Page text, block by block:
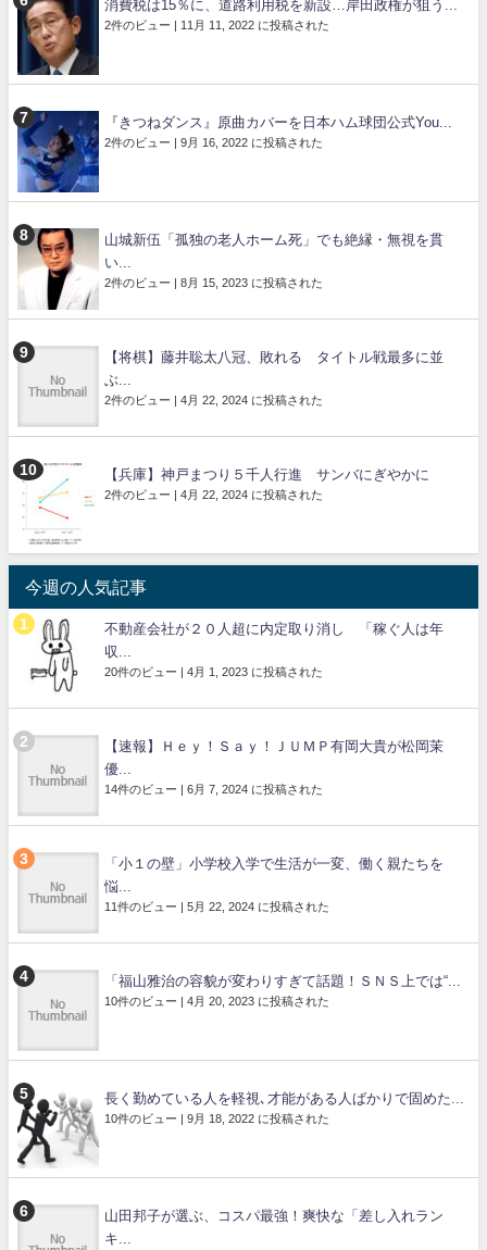
消費税は15％に、道路利用税を新設…岸田政権が狙う...
2件のビュー | 11月 11, 2022 に投稿された
『きつねダンス』原曲カバーを日本ハム球団公式You...
2件のビュー | 9月 16, 2022 に投稿された
山城新伍「孤独の老人ホーム死」でも絶縁・無視を貫
い...
2件のビュー | 8月 15, 2023 に投稿された
【将棋】藤井聡太八冠、敗れる タイトル戦最多に並
ぶ...
2件のビュー | 4月 22, 2024 に投稿された
【兵庫】神戸まつり５千人行進 サンバにぎやかに
2件のビュー | 4月 22, 2024 に投稿された
今週の人気記事
不動産会社が２０人超に内定取り消し 「稼ぐ人は年
収...
20件のビュー | 4月 1, 2023 に投稿された
【速報】Ｈｅｙ！Ｓａｙ！ＪＵＭＰ有岡大貴が松岡茉
優...
14件のビュー | 6月 7, 2024 に投稿された
「小１の壁」小学校入学で生活が一変、働く親たちを
悩...
11件のビュー | 5月 22, 2024 に投稿された
「福山雅治の容貌が変わりすぎて話題！ＳＮＳ上では“...
10件のビュー | 4月 20, 2023 に投稿された
長く勤めている人を軽視､才能がある人ばかりで固めた...
10件のビュー | 9月 18, 2022 に投稿された
山田邦子が選ぶ、コスパ最強！爽快な「差し入れラン
キ...